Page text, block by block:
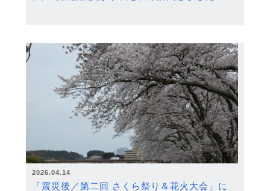
2026.04.14
「震災後／第二回 さくら祭り＆花火大会」に